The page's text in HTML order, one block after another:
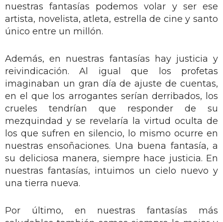
nuestras fantasías podemos volar y ser ese
artista, novelista, atleta, estrella de cine y santo
único entre un millón.
Además, en nuestras fantasías hay justicia y
reivindicación. Al igual que los profetas
imaginaban un gran día de ajuste de cuentas,
en el que los arrogantes serían derribados, los
crueles tendrían que responder de su
mezquindad y se revelaría la virtud oculta de
los que sufren en silencio, lo mismo ocurre en
nuestras ensoñaciones. Una buena fantasía, a
su deliciosa manera, siempre hace justicia. En
nuestras fantasías, intuimos un cielo nuevo y
una tierra nueva.
Por último, en nuestras fantasías más